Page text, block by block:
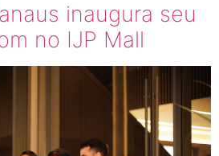
inaugura seu
no IJP Mall